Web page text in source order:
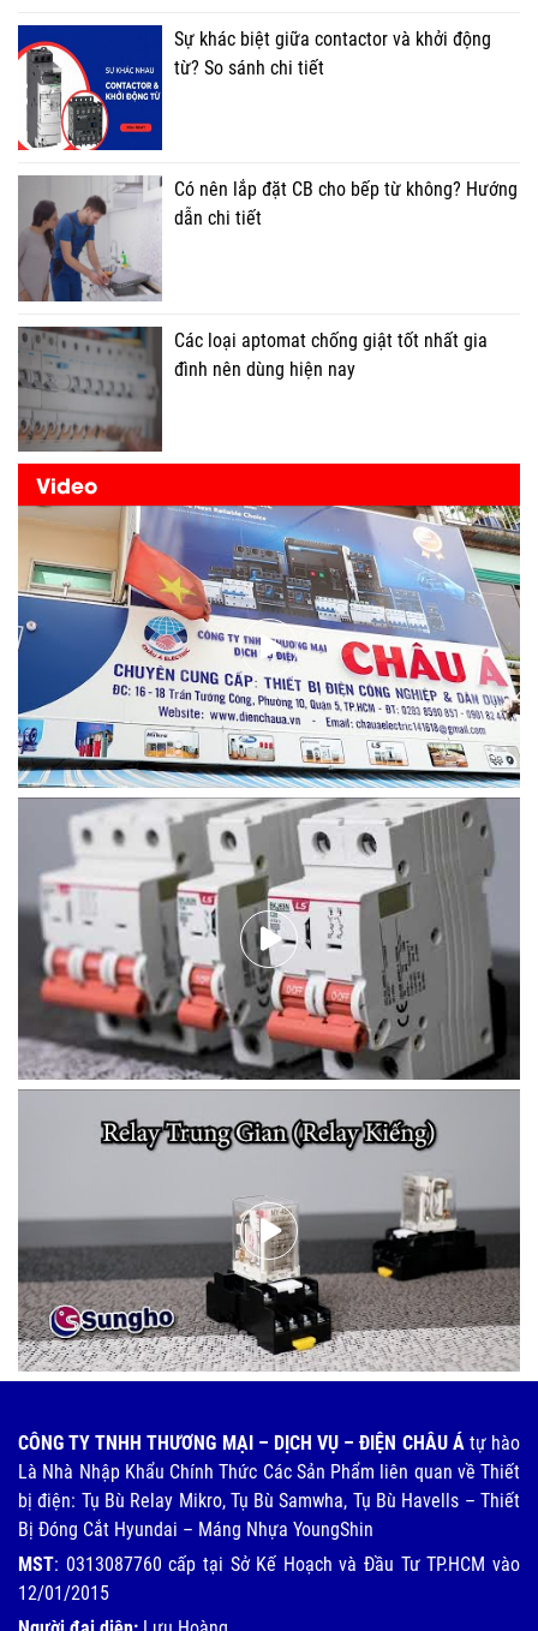
Sự khác biệt giữa contactor và khởi động
từ? So sánh chi tiết
Có nên lắp đặt CB cho bếp từ không? Hướng
dẫn chi tiết
Các loại aptomat chống giật tốt nhất gia
đình nên dùng hiện nay
Video
CÔNG TY TNHH THƯƠNG MẠI – DỊCH VỤ – ĐIỆN CHÂU Átự hào
Là Nhà Nhập Khẩu Chính Thức Các Sản Phẩm liên quan về Thiết
bị điện: Tụ Bù Relay Mikro, Tụ Bù Samwha, Tụ Bù Havells – Thiết
Bị Đóng Cắt Hyundai – Máng Nhựa YoungShin
MST: 0313087760 cấp tại Sở Kế Hoạch và Đầu Tư TP.HCM vào
12/01/2015